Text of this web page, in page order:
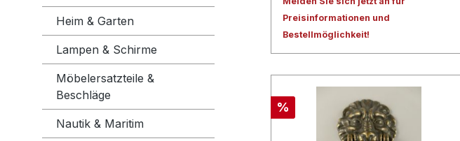
Heim & Garten
Lampen & Schirme
Möbelersatzteile &
Beschläge
Nautik & Maritim
Preisinformationen und
Bestellmöglichkeit!
%